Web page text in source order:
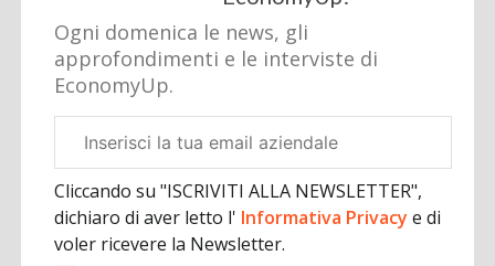
Ogni domenica le news, gli
approfondimenti e le interviste di
EconomyUp.
aziendale
Cliccando su "ISCRIVITI ALLA NEWSLETTER",
dichiaro di aver letto l' Informativa Privacye di
voler ricevere la Newsletter.